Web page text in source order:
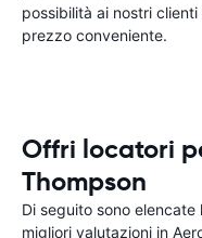
possibilità ai nostri
prezzo conveniente.
Offri locatori
Thompson
Di seguito sono
migliori valutazioni in